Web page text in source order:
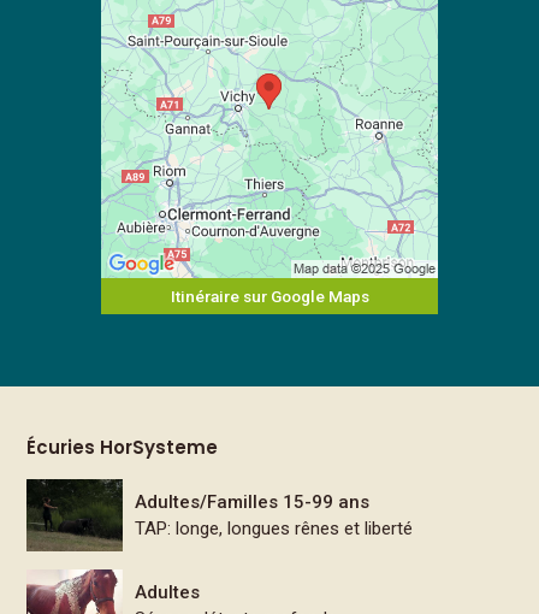
Itinéraire sur Google Maps
Écuries HorSysteme
Adultes/Familles 15-99 ans
TAP: longe, longues rênes et liberté
Adultes